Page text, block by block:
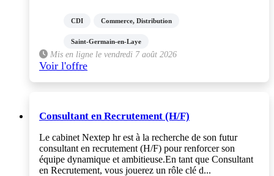
CDI Commerce, Distribution
Saint-Germain-en-Laye
Mis en ligne le vendredi 7 août 2026
Voir l'offre
Consultant en Recrutement (H/F)
Le cabinet Nextep hr est à la recherche de son futur
consultant en recrutement (H/F) pour renforcer son
équipe dynamique et ambitieuse.En tant que Consultant
en Recrutement, vous jouerez un rôle clé d...